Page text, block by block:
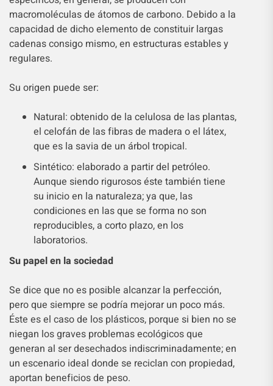
macromoléculas de átomos de carbono. Debido a la
capacidad de dicho elemento de constituir largas
cadenas consigo mismo, en estructuras estables y
regulares.
Su origen puede ser:
Natural: obtenido de la celulosa de las plantas,
el celofán de las fibras de madera o el látex,
que es la savia de un árbol tropical.
Sintético: elaborado a partir del petróleo.
Aunque siendo rigurosos éste también tiene
su inicio en la naturaleza; ya que, las
condiciones en las que se forma no son
reproducibles, a corto plazo, en los
laboratorios.
Su papel en la sociedad
Se dice que no es posible alcanzar la perfección,
pero que siempre se podría mejorar un poco más.
Éste es el caso de los plásticos, porque si bien no se
niegan los graves problemas ecológicos que
generan al ser desechados indiscriminadamente; en
un escenario ideal donde se reciclan con propiedad,
aportan beneficios de peso.